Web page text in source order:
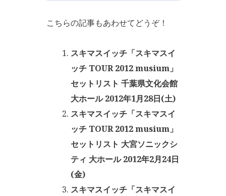
こちらの記事もあわせてどうぞ！
スキマスイッチ「スキマスイ
ッチ TOUR 2012 musium」
セットリスト 千葉県文化会館
大ホール 2012年1月28日(土)
スキマスイッチ「スキマスイ
ッチ TOUR 2012 musium」
セットリスト 大宮ソニックシ
ティ 大ホール 2012年2月24日
(金)
スキマスイッチ「スキマスイ